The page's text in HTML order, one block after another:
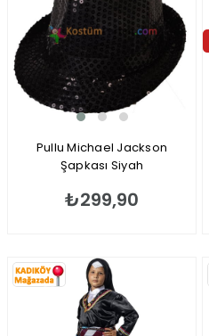
Pullu Michael Jackson
Şapkası Siyah
₺299,90